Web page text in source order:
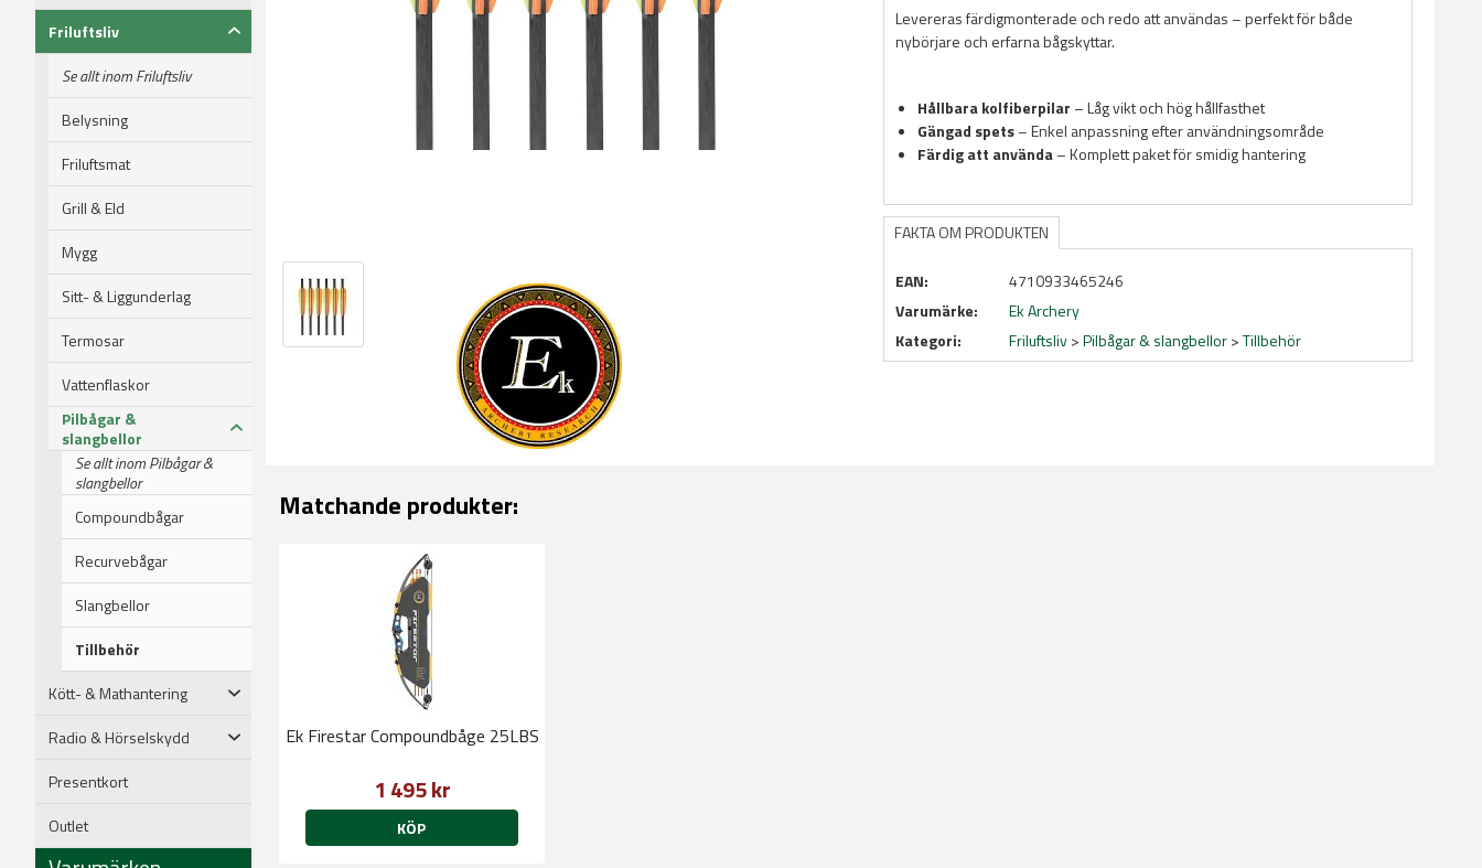
Friluftsliv
Se allt inom Friluftsliv
Belysning
Friluftsmat
Grill & Eld
Mygg
Sitt- & Liggunderlag
Termosar
Vattenflaskor
Pilbågar &
slangbellor
Se allt inom Pilbågar &
slangbellor
Compoundbågar
Recurvebågar
Slangbellor
Tillbehör
Kött- & Mathantering
Radio & Hörselskydd
Presentkort
Outlet
Levereras färdigmonterade och redo att användas – perfekt för både
nybörjare och erfarna bågskyttar.
Hållbara kolfiberpilar – Låg vikt och hög hållfasthet
Gängad spets– Enkel anpassning efter användningsområde
Färdig att använda– Komplett paket för smidig hantering
FAKTA OM PRODUKTEN
EAN:
4710933465246
Varumärke:
Ek Archery
Kategori:
Friluftsliv>Pilbågar & slangbellor>Tillbehör
Matchande produkter:
Ek Firestar Compoundbåge 25LBS
1 495 kr
KÖP